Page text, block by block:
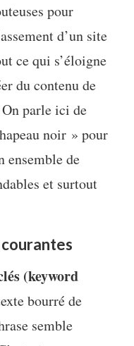
pour
d’un site
ce qui s’éloigne
du contenu de
parle ici de
noir » pour
ensemble de
et surtout
(keyword
bourré de
semble